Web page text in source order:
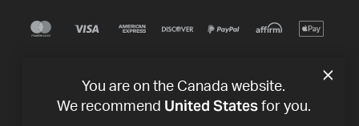
You are on the Canada website.
We recommend United Statesfor you.